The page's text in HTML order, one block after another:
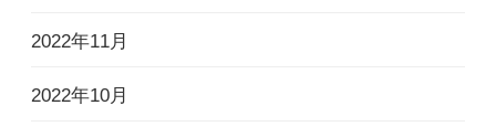
2022年11月
2022年10月